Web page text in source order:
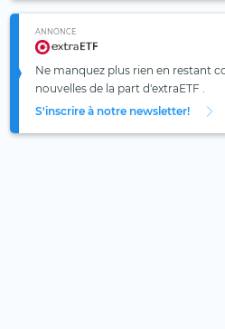
ANNONCE
Ne manquez plus rien en restant
nouvelles de la part d'extraETF .
S'inscrire à notre newsletter!